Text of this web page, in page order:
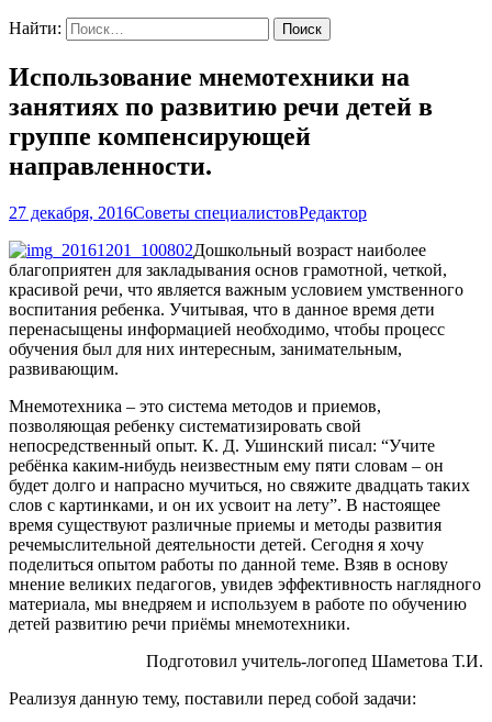
Найти:
Использование мнемотехники на
занятиях по развитию речи детей в
группе компенсирующей
направленности.
27 декабря, 2016Советы специалистовРедактор
Дошкольный возраст наиболее
благоприятен для закладывания основ грамотной, четкой,
красивой речи, что является важным условием умственного
воспитания ребенка. Учитывая, что в данное время дети
перенасыщены информацией необходимо, чтобы процесс
обучения был для них интересным, занимательным,
развивающим.
Мнемотехника – это система методов и приемов,
позволяющая ребенку систематизировать свой
непосредственный опыт. К. Д. Ушинский писал: “Учите
ребёнка каким-нибудь неизвестным ему пяти словам – он
будет долго и напрасно мучиться, но свяжите двадцать таких
слов с картинками, и он их усвоит на лету”. В настоящее
время существуют различные приемы и методы развития
речемыслительной деятельности детей. Сегодня я хочу
поделиться опытом работы по данной теме. Взяв в основу
мнение великих педагогов, увидев эффективность наглядного
материала, мы внедряем и используем в работе по обучению
детей развитию речи приёмы мнемотехники.
Подготовил учитель-логопед Шаметова Т.И.
Реализуя данную тему, поставили перед собой задачи: